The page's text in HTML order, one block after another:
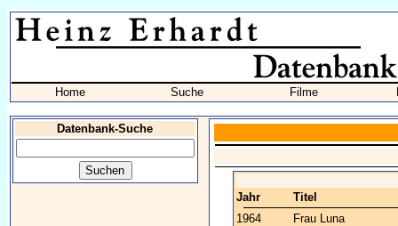
Home Suche Filme
Datenbank-Suche
Jahr
Titel
1964
Frau Luna